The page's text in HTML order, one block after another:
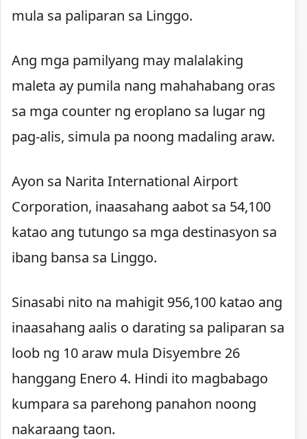
mula sa paliparan sa Linggo.
Ang mga pamilyang may malalaking
maleta ay pumila nang mahahabang oras
sa mga counter ng eroplano sa lugar ng
pag-alis, simula pa noong madaling araw.
Ayon sa Narita International Airport
Corporation, inaasahang aabot sa 54,100
katao ang tutungo sa mga destinasyon sa
ibang bansa sa Linggo.
Sinasabi nito na mahigit 956,100 katao ang
inaasahang aalis o darating sa paliparan sa
loob ng 10 araw mula Disyembre 26
hanggang Enero 4. Hindi ito magbabago
kumpara sa parehong panahon noong
nakaraang taon.